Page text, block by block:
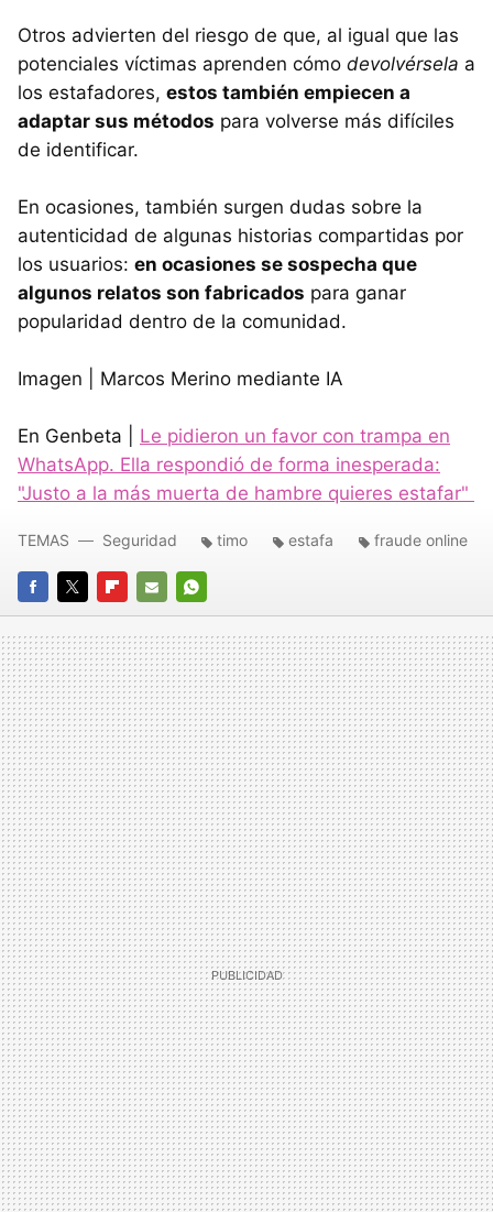
Otros advierten del riesgo de que, al igual que las
potenciales víctimas aprenden cómo devolvérsela a
los estafadores, estos también empiecen a
adaptar sus métodos para volverse más difíciles
de identificar.
En ocasiones, también surgen dudas sobre la
autenticidad de algunas historias compartidas por
los usuarios: en ocasiones se sospecha que
algunos relatos son fabricados para ganar
popularidad dentro de la comunidad.
Imagen | Marcos Merino mediante IA
En Genbeta | Le pidieron un favor con trampa en
WhatsApp. Ella respondió de forma inesperada:
"Justo a la más muerta de hambre quieres estafar"
FACEBOOK
TWITTERFLIPBOARD
E-
MAIL
WHATSAPP
TEMAS Seguridad timo estafa fraude online